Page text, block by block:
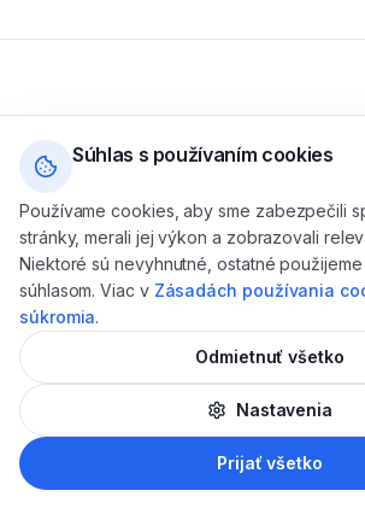
Preventívna prehliadka
Dentálna hygiena
Bielenie zubov
Detská stomatológia
Extrakcia zubov múdrosti
Zubné implantáty
Biele plomby a záchovná stomatológia
Endodoncia — ošetrenie kanálikov
Liečba parodontózy
Súhlas s používaním cookies
Používame cookies, aby sme zabezpečili
stránky, merali jej výkon a zobrazovali
Niektoré sú nevyhnutné, ostatné použijeme
súhlasom. Viac v Zásadách používania
súkromia.
Odmietnuť všetko
Nastavenia
Prijať všetko